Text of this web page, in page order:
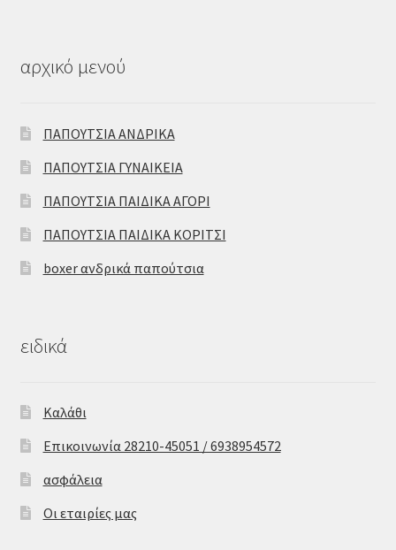
αρχικό μενού
ΠΑΠΟΥΤΣΙΑ ΑΝΔΡΙΚΑ
ΠΑΠΟΥΤΣΙΑ ΓΥΝΑΙΚΕΙΑ
ΠΑΠΟΥΤΣΙΑ ΠΑΙΔΙΚΑ ΑΓΟΡΙ
ΠΑΠΟΥΤΣΙΑ ΠΑΙΔΙΚΑ ΚΟΡΙΤΣΙ
boxer ανδρικά παπούτσια
ειδικά
Καλάθι
Επικοινωνία 28210-45051 / 6938954572
ασφάλεια
Οι εταιρίες μας